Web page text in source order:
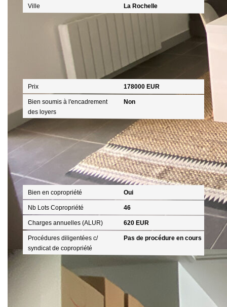
Ville La Rochelle
Aspects financiers
Prix 178000 EUR
Bien soumis à l'encadrement
des loyers
Non
Copropriété
Bien en copropriété Oui
Nb Lots Copropriété 46
Charges annuelles (ALUR) 620 EUR
Procédures diligentées c/
syndicat de copropriété
Pas de procédure en cours